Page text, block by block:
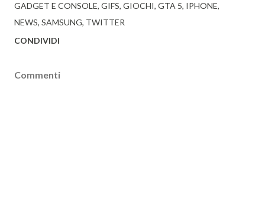
GADGET E CONSOLE GIFS GIOCHI GTA 5 IPHONE
NEWS SAMSUNG TWITTER
CONDIVIDI
Commenti